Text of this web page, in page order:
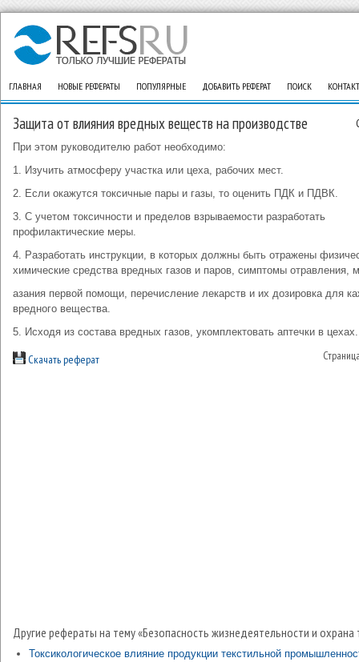
ГЛАВНАЯ НОВЫЕ РЕФЕРАТЫ ПОПУЛЯРНЫЕ ДОБАВИТЬ РЕФЕРАТ ПОИСК
Защита от влияния вредных веществ на производстве
При этом руководителю работ необходимо:
1. Изучить атмосферу участка или цеха, рабочих мест.
2. Если окажутся токсичные пары и газы, то оценить ПДК и ПДВК.
3. С учетом токсичности и пределов взрываемости разработать
профилактические меры.
4. Разработать инструкции, в которых должны быть отражены
химические средства вредных газов и паров, симптомы отравления,
азания первой помощи, перечисление лекарств и их дозировка для
вредного вещества.
5. Исходя из состава вредных газов, укомплектовать аптечки в цехах.
Скачать реферат
Другие рефераты на тему «Безопасность жизнедеятельности и охрана
Токсикологическое влияние продукции текстильной